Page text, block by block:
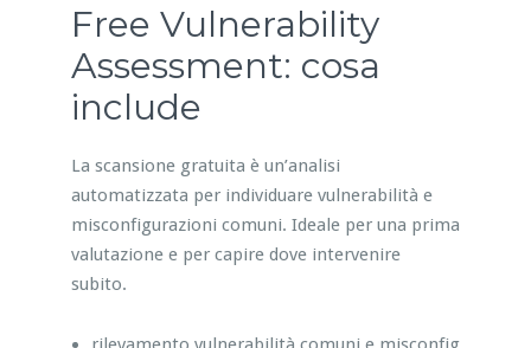
Free Vulnerability
Assessment: cosa
include
La scansione gratuita è un’analisi
automatizzata per individuare vulnerabilità e
misconfigurazioni comuni. Ideale per una prima
valutazione e per capire dove intervenire
subito.